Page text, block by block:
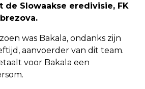
de Slowaakse eredivisie, FK
was Bakala, ondanks zijn
aanvoerder van dit team.
voor Bakala een